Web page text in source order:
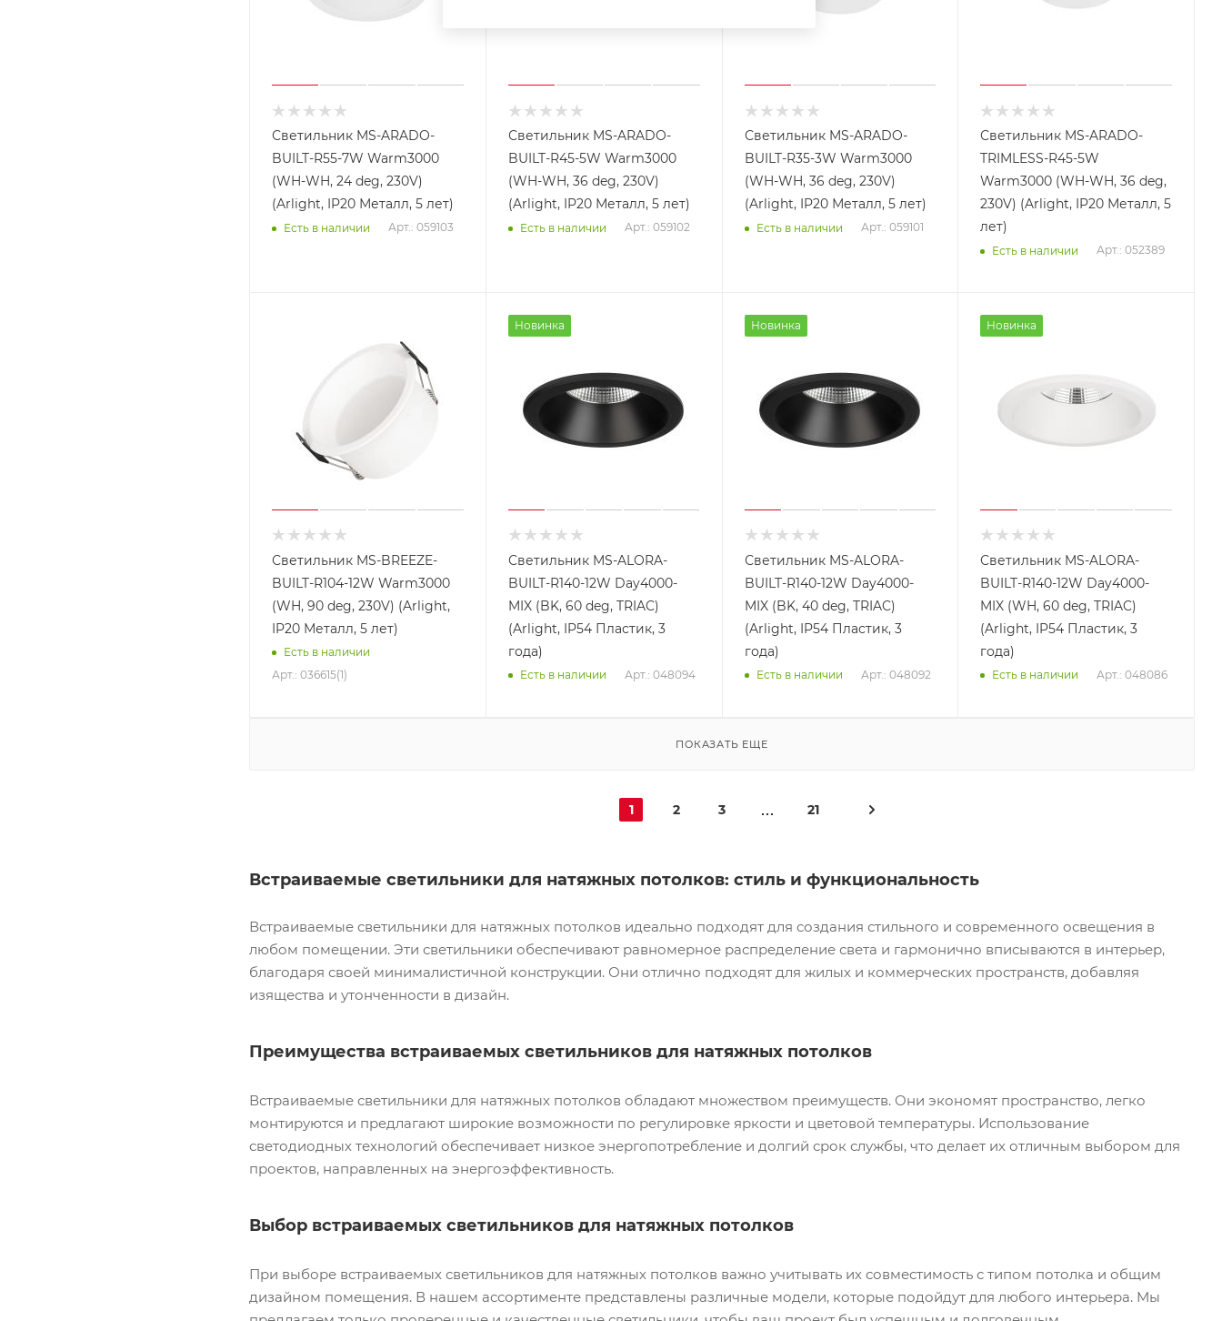
Светильник MS-ARADO-
BUILT-R55-7W Warm3000
(WH-WH, 24 deg, 230V)
(Arlight, IP20 Металл, 5 лет)
Есть в наличии Арт.: 059103
Светильник MS-ARADO-
BUILT-R45-5W Warm3000
(WH-WH, 36 deg, 230V)
(Arlight, IP20 Металл, 5 лет)
Есть в наличии Арт.: 059102
Светильник MS-ARADO-
BUILT-R35-3W Warm3000
(WH-WH, 36 deg, 230V)
(Arlight, IP20 Металл, 5 лет)
Есть в наличии Арт.: 059101
Светильник MS-ARADO-
TRIMLESS-R45-5W
Warm3000 (WH-WH, 36 deg,
230V) (Arlight, IP20 Металл, 5
лет)
Есть в наличии Арт.: 052389
Светильник MS-BREEZE-
BUILT-R104-12W Warm3000
(WH, 90 deg, 230V) (Arlight,
IP20 Металл, 5 лет)
Есть в наличии
Арт.: 036615(1)
Новинка
Светильник MS-ALORA-
BUILT-R140-12W Day4000-
MIX (BK, 60 deg, TRIAC)
(Arlight, IP54 Пластик, 3
года)
Есть в наличии Арт.: 048094
Новинка
Светильник MS-ALORA-
BUILT-R140-12W Day4000-
MIX (BK, 40 deg, TRIAC)
(Arlight, IP54 Пластик, 3
года)
Есть в наличии Арт.: 048092
Новинка
Светильник MS-ALORA-
BUILT-R140-12W Day4000-
MIX (WH, 60 deg, TRIAC)
(Arlight, IP54 Пластик, 3
года)
Есть в наличии Арт.: 048086
ПОКАЗАТЬ ЕЩЕ
1 2 3 21
Встраиваемые светильники для натяжных потолков: стиль и функциональность
Встраиваемые светильники для натяжных потолков идеально подходят для создания стильного и современного освещения в
любом помещении. Эти светильники обеспечивают равномерное распределение света и гармонично вписываются в интерьер,
благодаря своей минималистичной конструкции. Они отлично подходят для жилых и коммерческих пространств, добавляя
изящества и утонченности в дизайн.
Преимущества встраиваемых светильников для натяжных потолков
Встраиваемые светильники для натяжных потолков обладают множеством преимуществ. Они экономят пространство, легко
монтируются и предлагают широкие возможности по регулировке яркости и цветовой температуры. Использование
светодиодных технологий обеспечивает низкое энергопотребление и долгий срок службы, что делает их отличным выбором для
проектов, направленных на энергоэффективность.
Выбор встраиваемых светильников для натяжных потолков
При выборе встраиваемых светильников для натяжных потолков важно учитывать их совместимость с типом потолка и общим
дизайном помещения. В нашем ассортименте представлены различные модели, которые подойдут для любого интерьера. Мы